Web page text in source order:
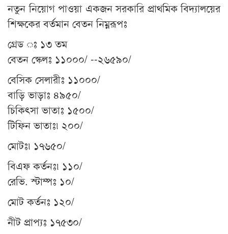
নতুন নিয়োগ পাওয়া একজন সরকারি প্রাথমিক বিদ্যালয়ের
শিক্ষকের বর্তমান বেতন নিম্নরূপঃ
গ্রেড ঃ ১৩ তম
বেতন স্কেলঃ ১১০০০/ --২৬৫৯০/
বেসিক সেলারীঃ ১১০০০/
বাড়ি ভাড়াঃ ৪৯৫০/
চিকিৎসা ভাতাঃ ১৫০০/
টিফিন ভাতাঃ৷ ২০০/
মোটঃ৷ ১৭৬৫০/
বিএফ কর্তনঃ৷ ১১০/
রেভি. স্টাম্পঃ ১০/
মোট কর্তনঃ ১২০/
নীট প্রাপ্যঃ ১৭৫৩০/